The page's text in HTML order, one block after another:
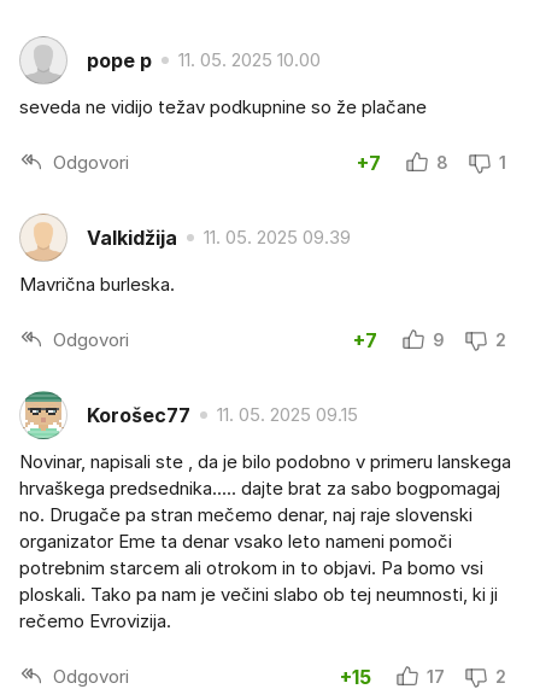
pope p 11. 05. 2025 10.00
seveda ne vidijo težav podkupnine so že plačane
Odgovori +7 8 1
Valkidžija 11. 05. 2025 09.39
Mavrična burleska.
Odgovori +7 9 2
Korošec77 11. 05. 2025 09.15
Novinar, napisali ste , da je bilo podobno v primeru lanskega
hrvaškega predsednika..... dajte brat za sabo bogpomagaj
no. Drugače pa stran mečemo denar, naj raje slovenski
organizator Eme ta denar vsako leto nameni pomoči
potrebnim starcem ali otrokom in to objavi. Pa bomo vsi
ploskali. Tako pa nam je večini slabo ob tej neumnosti, ki ji
rečemo Evrovizija.
Odgovori +15 17 2